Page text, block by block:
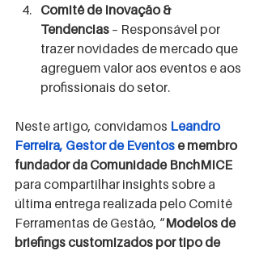
Comitê de Inovação &
Tendencias – Responsável por
trazer novidades de mercado que
agreguem valor aos eventos e aos
profissionais do setor.
Neste artigo, convidamos Leandro
Ferreira, Gestor de Eventos e membro
fundador da Comunidade BnchMICE
para compartilhar insights sobre a
última entrega realizada pelo Comitê
Ferramentas de Gestão, “Modelos de
briefings customizados por tipo de